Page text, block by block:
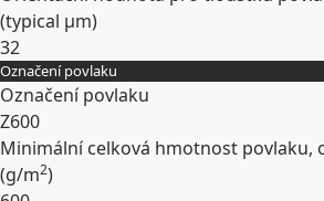
(typical µm)
32
Rozbalit
Označení povlaku
Označení povlaku
Z600
Minimální celková hmotnost povlaku,
(g/m2)